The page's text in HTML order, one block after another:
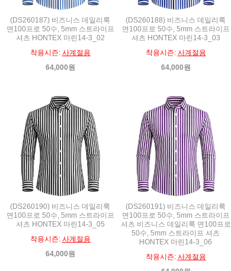
(DS260187) 비즈니스 데일리룩
면100프로 50수, 5mm 스트라이프
셔츠 HONTEX 마린14-3_02
착용시즌: 사계절용
64,000원
(DS260188) 비즈니스 데일리룩
면100프로 50수, 5mm 스트라이프
셔츠 HONTEX 마린14-3_03
착용시즌: 사계절용
64,000원
(DS260190) 비즈니스 데일리룩
면100프로 50수, 5mm 스트라이프
셔츠 HONTEX 마린14-3_05
착용시즌: 사계절용
64,000원
(DS260191) 비즈니스 데일리룩
면100프로 50수, 5mm 스트라이프
셔츠 비즈니스 데일리룩 면100프로
50수, 5mm 스트라이프 셔츠
HONTEX 마린14-3_06
착용시즌: 사계절용